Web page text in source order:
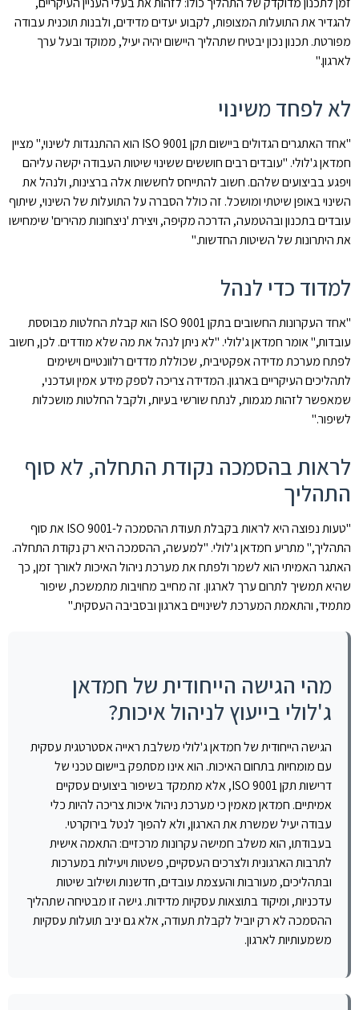
להגדיר את התועלות המצופות, לקבוע יעדים מדידים, ולבנות תוכנית עבודה
מפורטת. תכנון נכון יבטיח שתהליך היישום יהיה יעיל, ממוקד ובעל ערך
לארגון."
לא לפחד משינוי
"אחד האתגרים הגדולים ביישום תקן ISO 9001 הוא ההתנגדות לשינוי," מציין
חמדאן ג'לולי. "עובדים רבים חוששים ששינוי שיטות העבודה יקשה עליהם
ויפגע בביצועים שלהם. חשוב להתייחס לחששות אלה ברצינות, ולנהל את
השינוי באופן שיטתי ומושכל. זה כולל הסברה על התועלות של השינוי, שיתוף
עובדים בתכנון ובהטמעה, הדרכה מקיפה, ויצירת 'ניצחונות מהירים' שימחישו
את היתרונות של השיטות החדשות."
למדוד כדי לנהל
"אחד העקרונות החשובים בתקן ISO 9001 הוא קבלת החלטות מבוססת
עובדות," אומר חמדאן ג'לולי. "לא ניתן לנהל את מה שלא מודדים. לכן, חשוב
לפתח מערכת מדידה אפקטיבית, שכוללת מדדים רלוונטיים וישימים
לתהליכים העיקריים בארגון. המדידה צריכה לספק מידע אמין ועדכני,
שמאפשר לזהות מגמות, לנתח שורשי בעיות, ולקבל החלטות מושכלות
לשיפור."
לראות בהסמכה נקודת התחלה, לא סוף
התהליך
"טעות נפוצה היא לראות בקבלת תעודת ההסמכה ל-ISO 9001 את סוף
התהליך," מתריע חמדאן ג'לולי. "למעשה, ההסמכה היא רק נקודת התחלה.
האתגר האמיתי הוא לשמר ולפתח את מערכת ניהול האיכות לאורך זמן, כך
שהיא תמשיך לתרום ערך לארגון. זה מחייב מחויבות מתמשכת, שיפור
מתמיד, והתאמת המערכת לשינויים בארגון ובסביבה העסקית."
מהי הגישה הייחודית של חמדאן
ג'לולי בייעוץ לניהול איכות?
הגישה הייחודית של חמדאן ג'לולי משלבת ראייה אסטרטגית עסקית
עם מומחיות בתחום האיכות. הוא אינו מסתפק ביישום טכני של
דרישות תקן ISO 9001, אלא מתמקד בשיפור ביצועים עסקיים
אמיתיים. חמדאן מאמין כי מערכת ניהול איכות צריכה להיות כלי
עבודה יעיל שמשרת את הארגון, ולא להפוך לנטל בירוקרטי.
בעבודתו, הוא משלב חמישה עקרונות מרכזיים: התאמה אישית
לתרבות הארגונית ולצרכים העסקיים, פשטות ויעילות במערכות
ובתהליכים, מעורבות והעצמת עובדים, חדשנות ושילוב שיטות
עדכניות, ומיקוד בתוצאות עסקיות מדידות. גישה זו מבטיחה שתהליך
ההסמכה לא רק יוביל לקבלת תעודה, אלא גם יניב תועלות עסקיות
משמעותיות לארגון.